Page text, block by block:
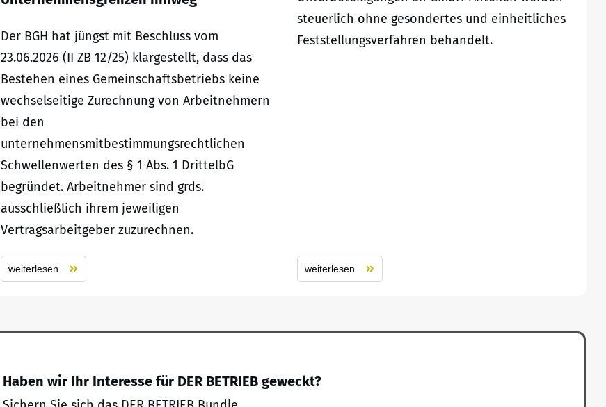
Der BGH hat jüngst mit Beschluss vom
23.06.2026 (II ZB 12/25) klargestellt, dass das
Bestehen eines Gemeinschaftsbetriebs keine
wechselseitige Zurechnung von Arbeitnehmern
bei den
unternehmensmitbestimmungsrechtlichen
Schwellenwerten des § 1 Abs. 1 DrittelbG
begründet. Arbeitnehmer sind grds.
ausschließlich ihrem jeweiligen
Vertragsarbeitgeber zuzurechnen.
weiterlesen
steuerlich ohne gesondertes und einheitliches
Feststellungsverfahren behandelt.
weiterlesen
Haben wir Ihr Interesse für DER BETRIEB geweckt?